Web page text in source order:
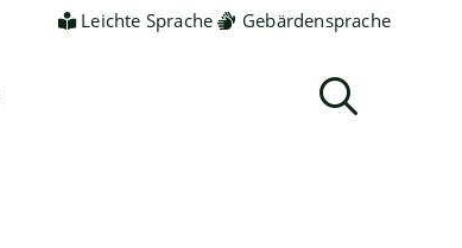
Leichte Sprache Gebärdensprache